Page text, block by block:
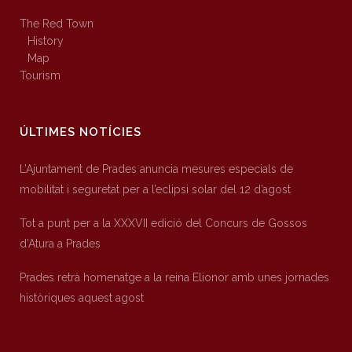
The Red Town
History
Map
Tourism
ÚLTIMES NOTÍCIES
L’Ajuntament de Prades anuncia mesures especials de
mobilitat i seguretat per a l’eclipsi solar del 12 d’agost
Tot a punt per a la XXXVII edició del Concurs de Gossos
d’Atura a Prades
Prades retrà homenatge a la reina Elionor amb unes jornades
històriques aquest agost